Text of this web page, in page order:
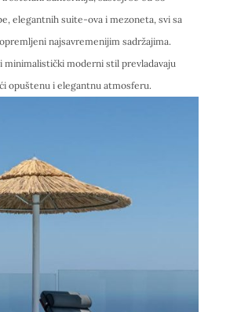
elegantnih suite-ova i mezoneta, svi sa
najsavremenijim sadržajima.
minimalistički moderni stil prevladavaju
opuštenu i elegantnu atmosferu.